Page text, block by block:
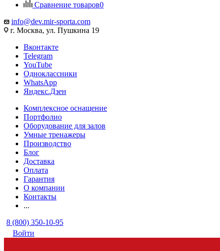
Сравнение товаров0
info@dev.mir-sporta.com
г. Москва, ул. Пушкина 19
Вконтакте
Telegram
YouTube
Одноклассники
WhatsApp
Яндекс.Дзен
Комплексное оснащение
Портфолио
Оборудование для залов
Умные тренажеры
Производство
Блог
Доставка
Оплата
Гарантия
О компании
Контакты
...
8 (800) 350-10-95
Войти